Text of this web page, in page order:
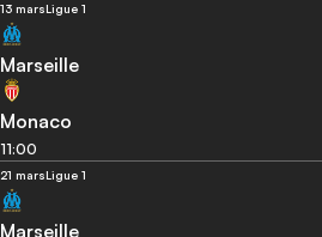
13 marsLigue 1
Marseille
Monaco
11:00
21 marsLigue 1
Marseille